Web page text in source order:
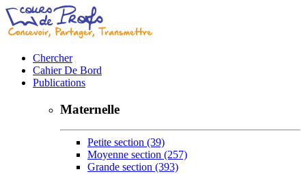
Chercher
Cahier De Bord
Publications
Maternelle
Petite section (39)
Moyenne section (257)
Grande section (393)